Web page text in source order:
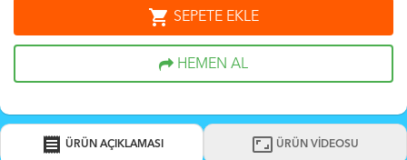
shopping_cart SEPETE EKLE
HEMEN AL
receipt ÜRÜN AÇIKLAMASI aspect_ratio ÜRÜN VİDEOSU